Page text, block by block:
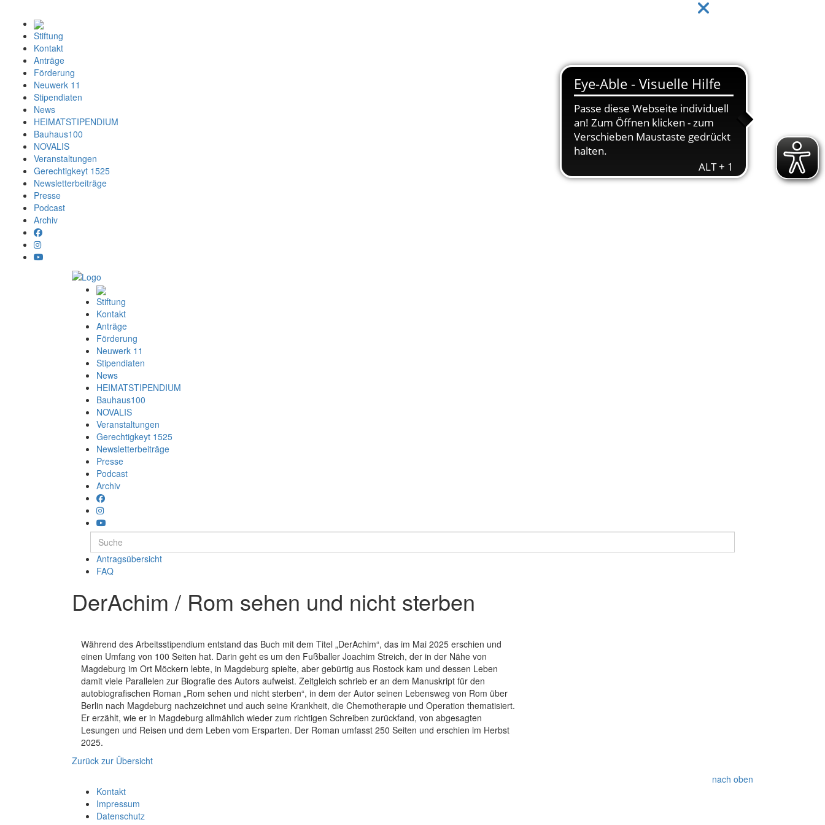
Stiftung
Kontakt
Anträge
Förderung
Neuwerk 11
Stipendiaten
News
HEIMATSTIPENDIUM
Bauhaus100
NOVALIS
Veranstaltungen
Gerechtigkeyt 1525
Newsletterbeiträge
Presse
Podcast
Archiv
Stiftung
Kontakt
Anträge
Förderung
Neuwerk 11
Stipendiaten
News
HEIMATSTIPENDIUM
Bauhaus100
NOVALIS
Veranstaltungen
Gerechtigkeyt 1525
Newsletterbeiträge
Presse
Podcast
Archiv
Antragsübersicht
FAQ
DerAchim / Rom sehen und nicht sterben
Während des Arbeitsstipendium entstand das Buch mit dem Titel „DerAchim“, das im Mai 2025 erschien und
einen Umfang von 100 Seiten hat. Darin geht es um den Fußballer Joachim Streich, der in der Nähe von
Magdeburg im Ort Möckern lebte, in Magdeburg spielte, aber gebürtig aus Rostock kam und dessen Leben
damit viele Parallelen zur Biografie des Autors aufweist. Zeitgleich schrieb er an dem Manuskript für den
autobiografischen Roman „Rom sehen und nicht sterben“, in dem der Autor seinen Lebensweg von Rom über
Berlin nach Magdeburg nachzeichnet und auch seine Krankheit, die Chemotherapie und Operation thematisiert.
Er erzählt, wie er in Magdeburg allmählich wieder zum richtigen Schreiben zurückfand, von abgesagten
Lesungen und Reisen und dem Leben vom Ersparten. Der Roman umfasst 250 Seiten und erschien im Herbst
2025.
Zurück zur Übersicht
nach oben
Kontakt
Impressum
Datenschutz